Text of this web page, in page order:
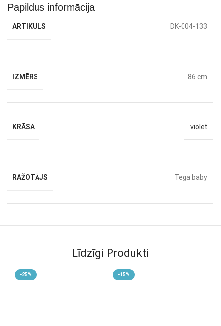
Papildus informācija
ARTIKULS DK-004-133
IZMĒRS 86 cm
KRĀSA violet
RAŽOTĀJS Tega baby
VECUMS 0 M+
Līdzīgi Produkti
-25% -15%